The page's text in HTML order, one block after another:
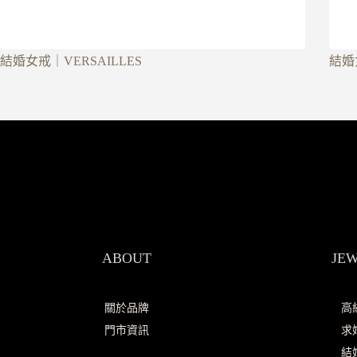
結婚女戒｜VERSAILLES 結
ABOUT
關於品牌
門市資訊
高
求
結